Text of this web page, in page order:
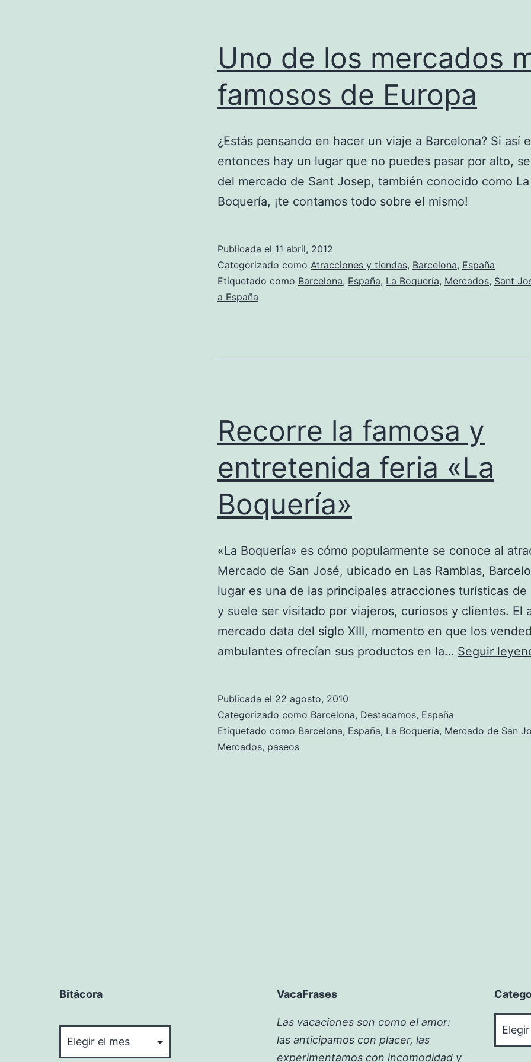
Uno de los mercados
famosos de Europa
¿Estás pensando en hacer un viaje a Barcelona? Si así
entonces hay un lugar que no puedes pasar por alto,
del mercado de Sant Josep, también conocido como La
Boquería, ¡te contamos todo sobre el mismo!
Publicada el 11 abril, 2012
Categorizado como Atracciones y tiendas, Barcelona, España
Etiquetado como Barcelona, España, La Boquería, Mercados, Sant
a España
Recorre la famosa y
entretenida feria «La
Boquería»
«La Boquería» es cómo popularmente se conoce al
Mercado de San José, ubicado en Las Ramblas,
lugar es una de las principales atracciones turísticas de
y suele ser visitado por viajeros, curiosos y clientes. El
mercado data del siglo XIII, momento en que los
ambulantes ofrecían sus productos en la… Seguir
Publicada el 22 agosto, 2010
Categorizado como Barcelona, Destacamos, España
Etiquetado como Barcelona, España, La Boquería, Mercado de San
Mercados, paseos
Bitácora VacaFrases
Las vacaciones son como el amor:
las anticipamos con placer, las
experimentamos con incomodidad y